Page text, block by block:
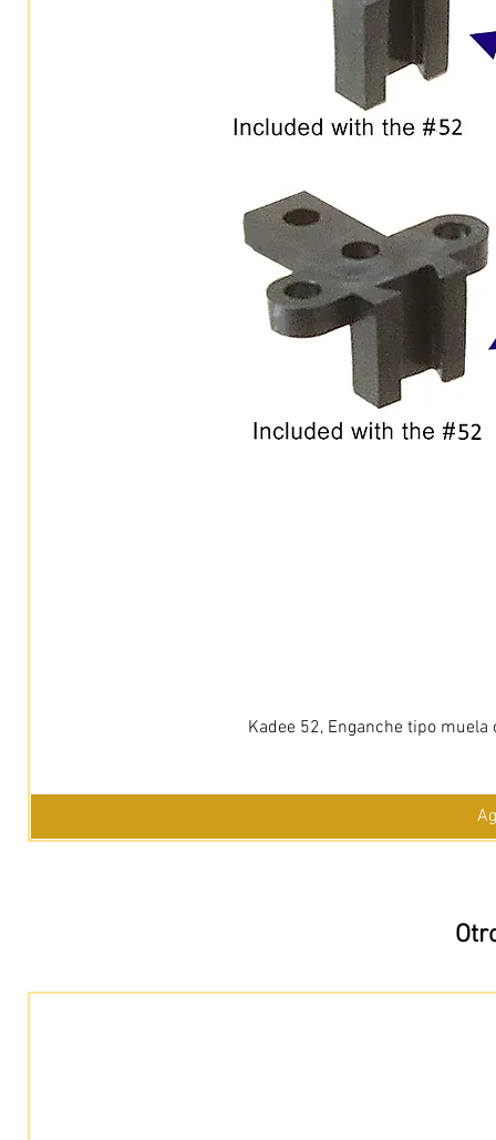
Kadee 52, Enganche tipo